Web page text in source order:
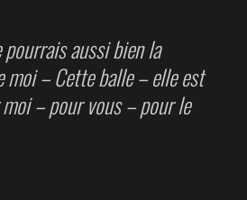
aussi bien la
– Cette balle – elle est
– pour vous – pour le